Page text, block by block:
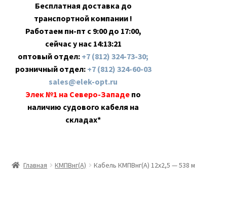
Бесплатная доставка до
транспортной компании !
Работаем пн-пт с 9:00 до 17:00,
сейчас у нас 14:13:21
оптовый отдел: +7 (812) 324-73-30;
розничный отдел: +7 (812) 324-60-03
sales@elek-opt.ru
Элек №1 на Северо-Западе по
наличию судового кабеля на
складах*
Главная КМПВнг(А) Кабель КМПВнг(А) 12х2,5 — 538 м